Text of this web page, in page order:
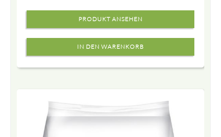
PRODUKT ANSEHEN